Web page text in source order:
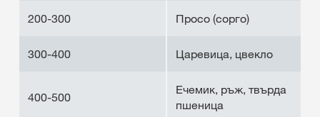
200-300 Просо (сорго)
300-400 Царевица, цвекло
400-500
Ечемик, ръж, твърда
пшеница